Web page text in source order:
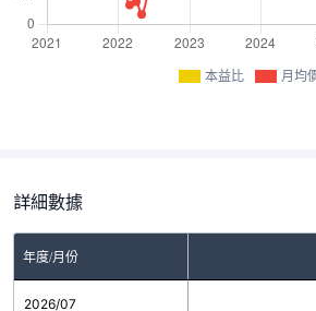
本益比 月均
詳細數據
年度/月份
2026/07